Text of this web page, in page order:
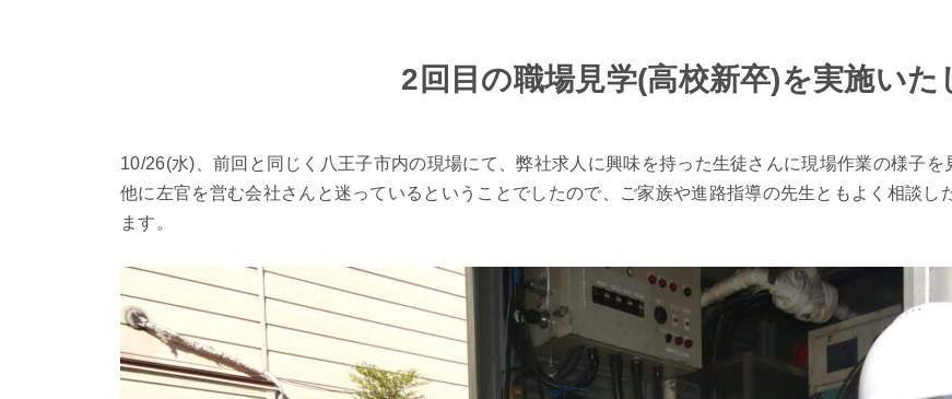
2回目の職場見学(高校新卒)を実施いた
10/26(水)、前回と同じく八王子市内の現場にて、弊社求人に興味を持った生徒さんに現場作業の様子を
他に左官を営む会社さんと迷っているということでしたので、ご家族や進路指導の先生ともよく相談し
ます。